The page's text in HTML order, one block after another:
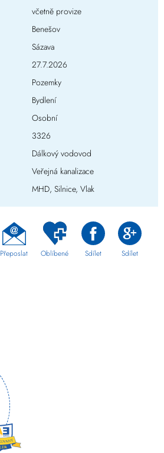
včetně provize
Benešov
Sázava
27.7.2026
Pozemky
Bydlení
Osobní
3326
Dálkový vodovod
Veřejná kanalizace
MHD, Silnice, Vlak
Přeposlat Oblíbené Sdílet Sdílet